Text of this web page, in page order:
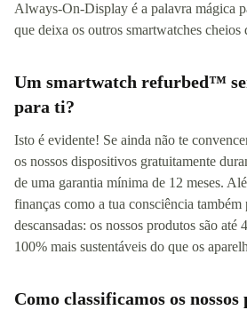
Always-On-Display é a palavra mágica
que deixa os outros smartwatches cheios
Um smartwatch refurbed™
para ti?
Isto é evidente! Se ainda não te
os nossos dispositivos gratuitamente
de uma garantia mínima de 12 meses.
finanças como a tua consciência
descansadas: os nossos produtos são até
100% mais sustentáveis do que os
Como classificamos os nossos